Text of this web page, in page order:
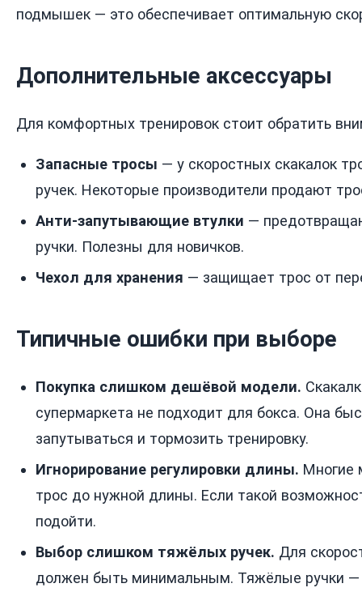
подмышек — это обеспечивает оптимальную
Дополнительные аксессуары
Для комфортных тренировок стоит обратить
Запасные тросы — у скоростных скакалок
ручек. Некоторые производители продают
Анти-запутывающие втулки —
ручки. Полезны для новичков.
Чехол для хранения — защищает трос от
Типичные ошибки при выборе
Покупка слишком дешёвой модели.
супермаркета не подходит для бокса. Она
запутываться и тормозить тренировку.
Игнорирование регулировки длины. Многие
трос до нужной длины. Если такой
подойти.
Выбор слишком тяжёлых ручек. Для
должен быть минимальным. Тяжёлые ручки —